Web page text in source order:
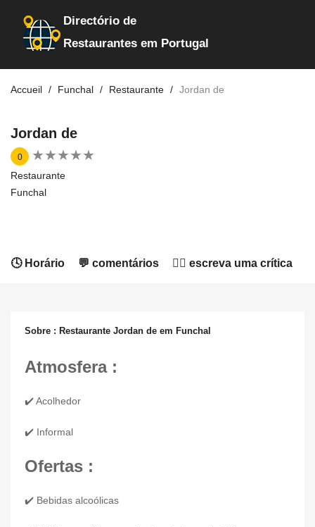
Directório de
Restaurantes em Portugal
Accueil Funchal Restaurante Jordan de
Jordan de
0 ★★★★★
★★★★★
Restaurante
Funchal
🕓 Horário 💬 comentários ✍🏻 escreva uma crítica
Sobre : Restaurante Jordan de em Funchal
Atmosfera :
✔️ Acolhedor
✔️ Informal
Ofertas :
✔️ Bebidas alcoólicas